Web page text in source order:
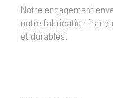
Notre engagement
notre fabrication
et durables.